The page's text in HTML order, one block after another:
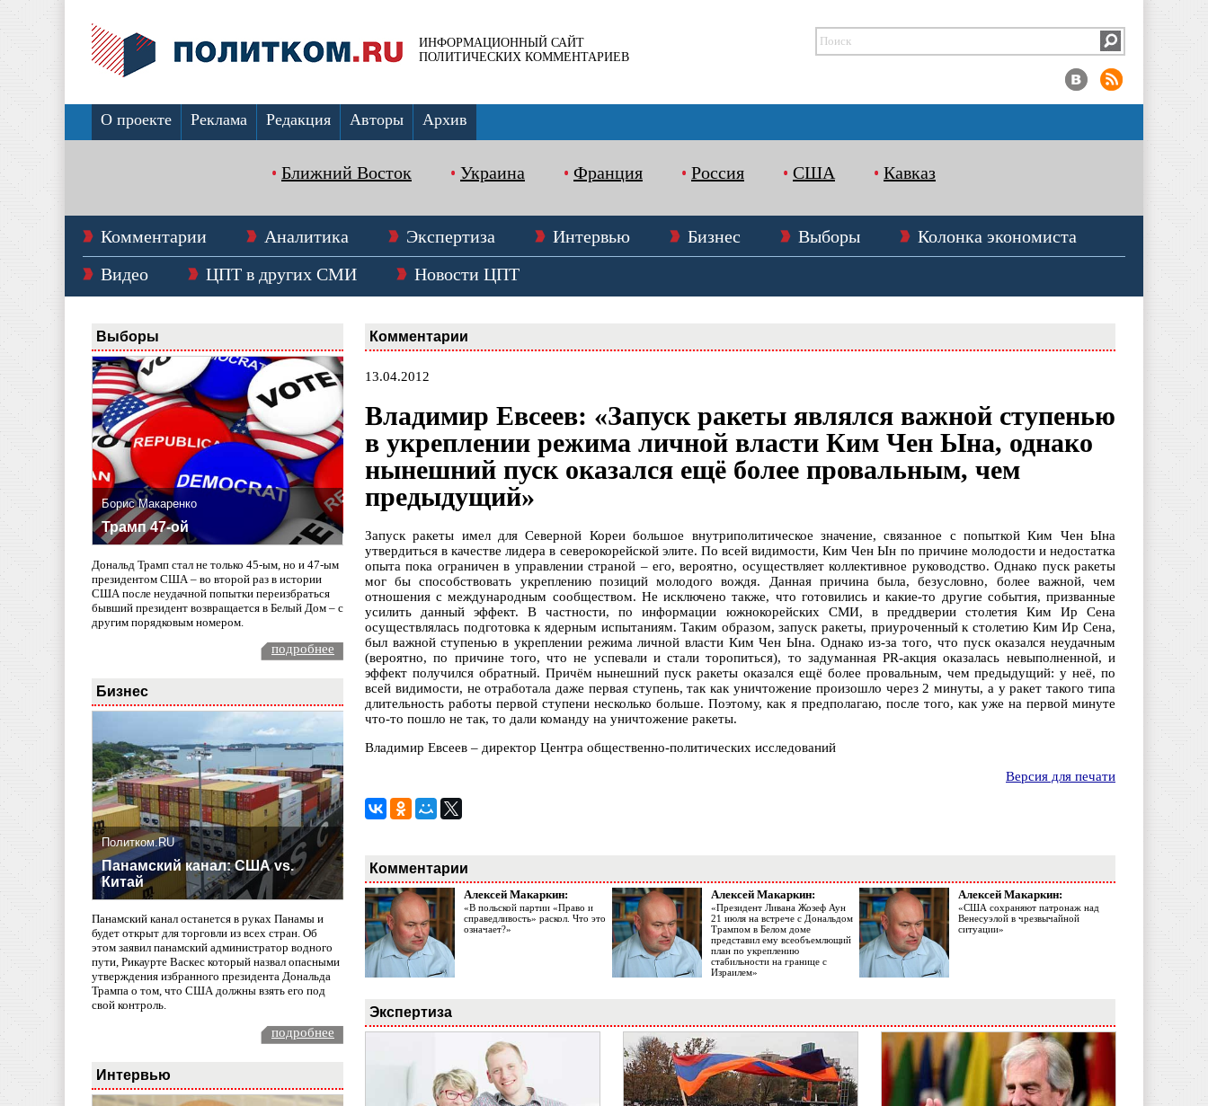
ИНФОРМАЦИОННЫЙ САЙТ
ПОЛИТИЧЕСКИХ КОММЕНТАРИЕВ
О проекте Реклама Редакция Авторы Архив
Ближний Восток Украина Франция Россия США Кавказ
Комментарии Аналитика Экспертиза Интервью Бизнес Выборы
Колонка экономиста
Видео
ЦПТ в других СМИ Новости ЦПТ
Выборы
Борис Макаренко
Трамп 47-ой
Дональд Трамп стал не только 45-ым, но и 47-ым
президентом США – во второй раз в истории
США после неудачной попытки переизбраться
бывший президент возвращается в Белый Дом – с
другим порядковым номером.
подробнее
Бизнес
Политком.RU
Панамский канал: США vs.
Китай
Панамский канал останется в руках Панамы и
будет открыт для торговли из всех стран. Об
этом заявил панамский администратор водного
пути, Рикаурте Васкес который назвал опасными
утверждения избранного президента Дональда
Трампа о том, что США должны взять его под
свой контроль.
подробнее
Интервью
Комментарии
13.04.2012
Владимир Евсеев: «Запуск ракеты являлся важной ступенью
в укреплении режима личной власти Ким Чен Ына, однако
нынешний пуск оказался ещё более провальным, чем
предыдущий»
Запуск ракеты имел для Северной Кореи большое внутриполитическое значение, связанное с попыткой Ким Чен Ына
утвердиться в качестве лидера в северокорейской элите. По всей видимости, Ким Чен Ын по причине молодости и недостатка
опыта пока ограничен в управлении страной – его, вероятно, осуществляет коллективное руководство. Однако пуск ракеты
мог бы способствовать укреплению позиций молодого вождя. Данная причина была, безусловно, более важной, чем
отношения с международным сообществом. Не исключено также, что готовились и какие-то другие события, призванные
усилить данный эффект. В частности, по информации южнокорейских СМИ, в преддверии столетия Ким Ир Сена
осуществлялась подготовка к ядерным испытаниям. Таким образом, запуск ракеты, приуроченный к столетию Ким Ир Сена,
был важной ступенью в укреплении режима личной власти Ким Чен Ына. Однако из-за того, что пуск оказался неудачным
(вероятно, по причине того, что не успевали и стали торопиться), то задуманная PR-акция оказалась невыполненной, и
эффект получился обратный. Причём нынешний пуск ракеты оказался ещё более провальным, чем предыдущий: у неё, по
всей видимости, не отработала даже первая ступень, так как уничтожение произошло через 2 минуты, а у ракет такого типа
длительность работы первой ступени несколько больше. Поэтому, как я предполагаю, после того, как уже на первой минуте
что-то пошло не так, то дали команду на уничтожение ракеты.
Владимир Евсеев – директор Центра общественно-политических исследований
Версия для печати
Комментарии
Алексей Макаркин:
«В польской партии «Право и
справедливость» раскол. Что это
означает?»
Алексей Макаркин:
«Президент Ливана Жозеф Аун
21 июля на встрече с Дональдом
Трампом в Белом доме
представил ему всеобъемлющий
план по укреплению
стабильности на границе с
Израилем»
Алексей Макаркин:
«США сохраняют патронаж над
Венесуэлой в чрезвычайной
ситуации»
Экспертиза